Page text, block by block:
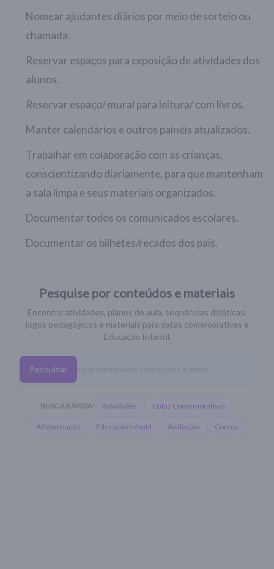
Nomear ajudantes diários por meio de sorteio ou
chamada.
Reservar espaços para exposição de atividades dos
alunos.
Reservar espaço/ mural para leitura/ com livros.
Manter calendários e outros painéis atualizados.
Trabalhar em colaboração com as crianças,
conscientizando diariamente, para que mantenham
a sala limpa e seus materiais organizados.
Documentar todos os comunicados escolares.
Documentar os bilhetes/recados dos pais.
Pesquise por conteúdos e materiais
Encontre atividades, planos de aula, sequências didáticas,
jogos pedagógicos e materiais para datas comemorativas e
Educação Infantil.
Pesquisar
BUSCA RÁPIDA: Atividades Datas Comemorativas
Alfabetização Educação Infantil Avaliação Contos